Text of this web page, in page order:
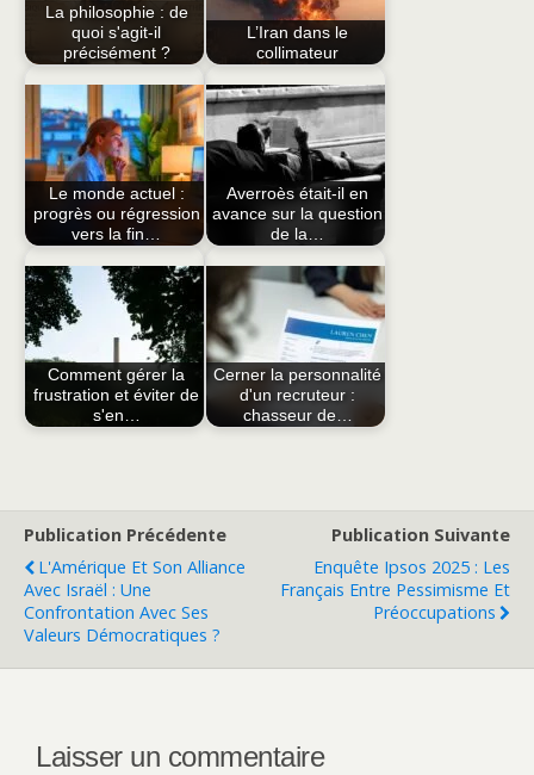
La philosophie : de
quoi s'agit-il
précisément ?
L’Iran dans le
collimateur
Le monde actuel :
progrès ou régression
vers la fin…
Averroès était-il en
avance sur la question
de la…
Comment gérer la
frustration et éviter de
s'en…
Cerner la personnalité
d'un recruteur :
chasseur de…
Publication Précédente
L'Amérique Et Son Alliance
Avec Israël : Une
Confrontation Avec Ses
Valeurs Démocratiques ?
Publication Suivante
Enquête Ipsos 2025 : Les
Français Entre Pessimisme Et
Préoccupations
Laisser un commentaire